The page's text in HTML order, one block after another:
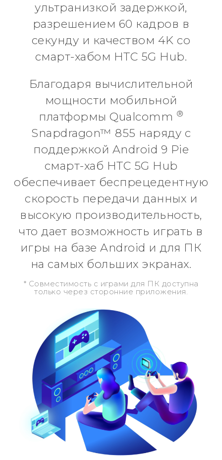
ультранизкой задержкой,
разрешением 60 кадров в
секунду и качеством 4K со
смарт-хабом HTC 5G Hub.
Благодаря вычислительной
мощности мобильной
платформы Qualcomm ®
Snapdragon™ 855 наряду с
поддержкой Android 9 Pie
смарт-хаб HTC 5G Hub
обеспечивает беспрецедентную
скорость передачи данных и
высокую производительность,
что дает возможность играть в
игры на базе Android и для ПК
на самых больших экранах.
* Совместимость с играми для ПК доступна
только через сторонние приложения.